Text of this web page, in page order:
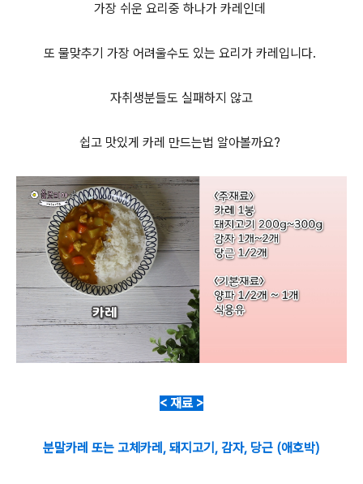
가장 쉬운 요리중 하나가 카레인데
또 물맞추기 가장 어려울수도 있는 요리가 카레입니다.
자취생분들도 실패하지 않고
쉽고 맛있게 카레 만드는법 알아볼까요?
< 재료 >
분말카레 또는 고체카레, 돼지고기, 감자, 당근 (애호박)